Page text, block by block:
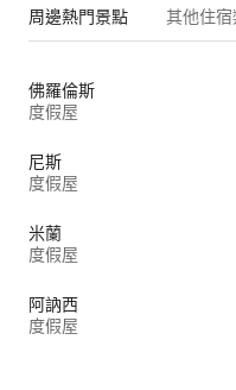
周邊熱門景點 其他住宿
佛羅倫斯
度假屋
尼斯
度假屋
米蘭
度假屋
阿訥西
度假屋